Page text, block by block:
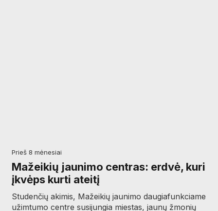
prieš 8 mėnesiai
Mažeikių jaunimo centras: erdvė, kuri
įkvėps kurti ateitį
Studenčių akimis, Mažeikių jaunimo daugiafunkciame
užimtumo centre susijungia miestas, jaunų žmonių